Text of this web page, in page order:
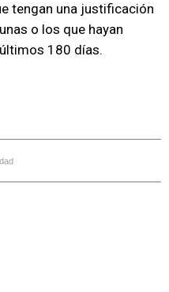
tengan una justificación
o los que hayan
180 días.